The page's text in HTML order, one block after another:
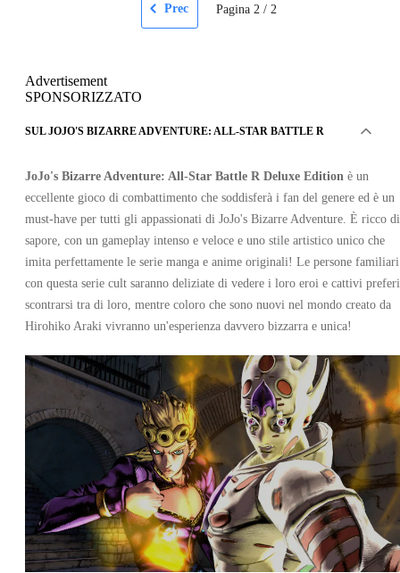
Prec Pagina 2 / 2
Advertisement
SPONSORIZZATO
SUL JOJO'S BIZARRE ADVENTURE: ALL-STAR BATTLE R
JoJo's Bizarre Adventure: All-Star Battle R Deluxe Edition è un
eccellente gioco di combattimento che soddisferà i fan del genere ed è un
must-have per tutti gli appassionati di JoJo's Bizarre Adventure. È ricco di
sapore, con un gameplay intenso e veloce e uno stile artistico unico che
imita perfettamente le serie manga e anime originali! Le persone familiari
con questa serie cult saranno deliziate di vedere i loro eroi e cattivi
scontrarsi tra di loro, mentre coloro che sono nuovi nel mondo creato da
Hirohiko Araki vivranno un'esperienza davvero bizzarra e unica!